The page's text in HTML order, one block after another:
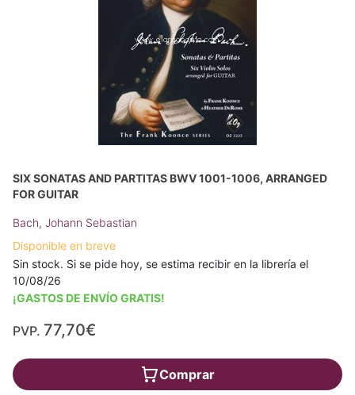
SIX SONATAS AND PARTITAS BWV 1001-1006, ARRANGED
FOR GUITAR
Bach, Johann Sebastian
Disponible en breve
Sin stock. Si se pide hoy, se estima recibir en la librería el
10/08/26
¡GASTOS DE ENVÍO GRATIS!
PVP. 77,70€
Comprar